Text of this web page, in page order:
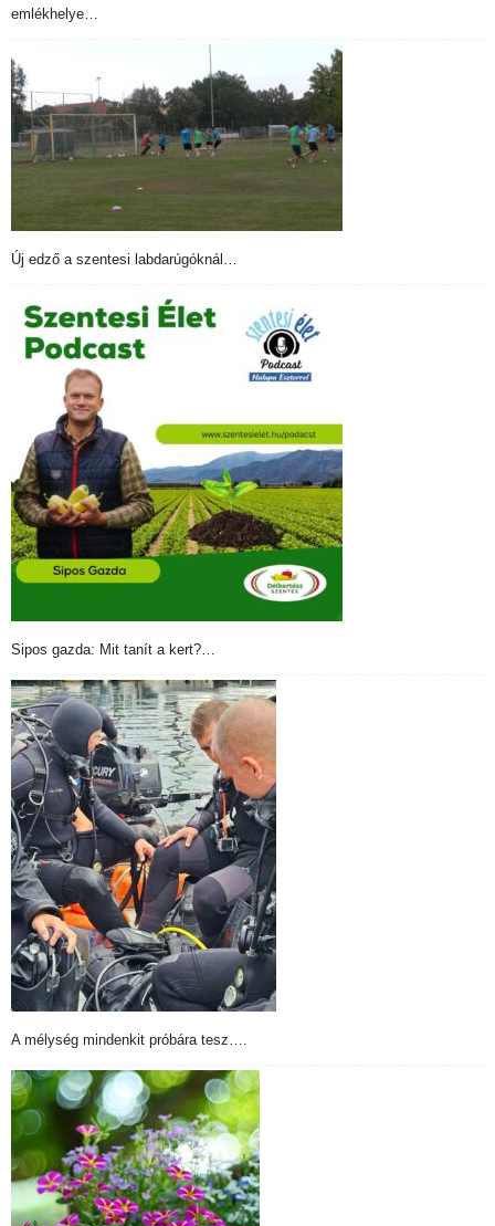
emlékhelye…
Új edző a szentesi labdarúgóknál…
Sipos gazda: Mit tanít a kert?…
A mélység mindenkit próbára tesz….